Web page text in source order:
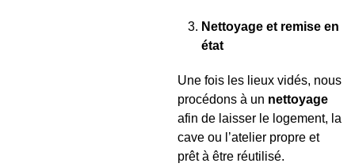
Nettoyage et remise en
état
Une fois les lieux vidés, nous
procédons à un nettoyage
afin de laisser le logement, la
cave ou l’atelier propre et
prêt à être réutilisé.